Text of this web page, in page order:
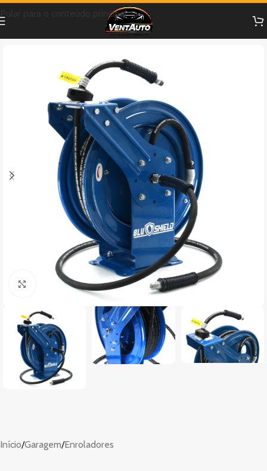
Pular para o conteúdo principal
Clique para ampliar
Início/Garagem/Enroladores